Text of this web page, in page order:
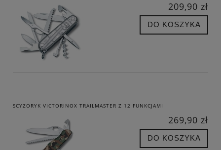
209,90 zł
DO KOSZYKA
SCYZORYK VICTORINOX TRAILMASTER Z 12 FUNKCJAMI
269,90 zł
DO KOSZYKA